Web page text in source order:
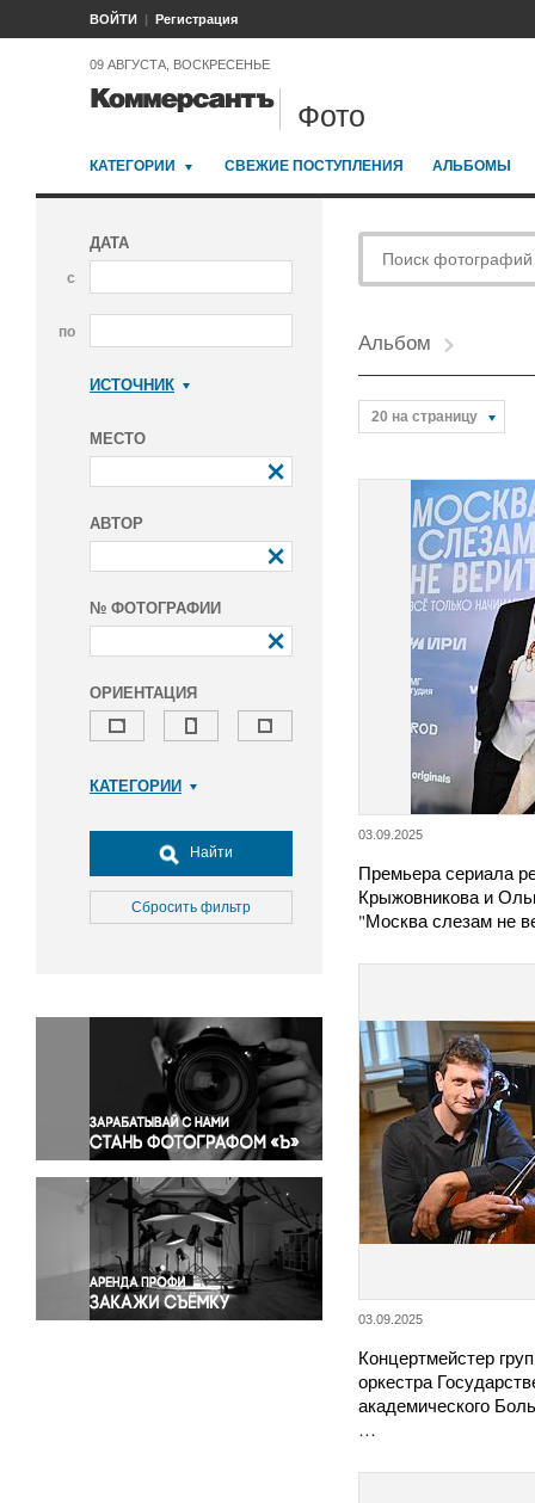
ВОЙТИ Регистрация
09 АВГУСТА, ВОСКРЕСЕНЬЕ
Фото
КАТЕГОРИИ СВЕЖИЕ ПОСТУПЛЕНИЯ АЛЬБОМЫ
ДАТА
с
по
ИСТОЧНИК
МЕСТО
АВТОР
№ ФОТОГРАФИИ
ОРИЕНТАЦИЯ
КАТЕГОРИИ
Досуг, туризм и отдых
Культура
Медицина
Окружающая среда
Политика
Правосудие
Происшествия и конфликты
Религия
Светская жизнь
Спорт
Экология
Экономика и бизнес
Найти
Сбросить фильтр
Альбом
20 на страницу
03.09.2025
Премьера сериала
Крыжовникова и
"Москва слезам не
03.09.2025
Концертмейстер
оркестра
академического
…